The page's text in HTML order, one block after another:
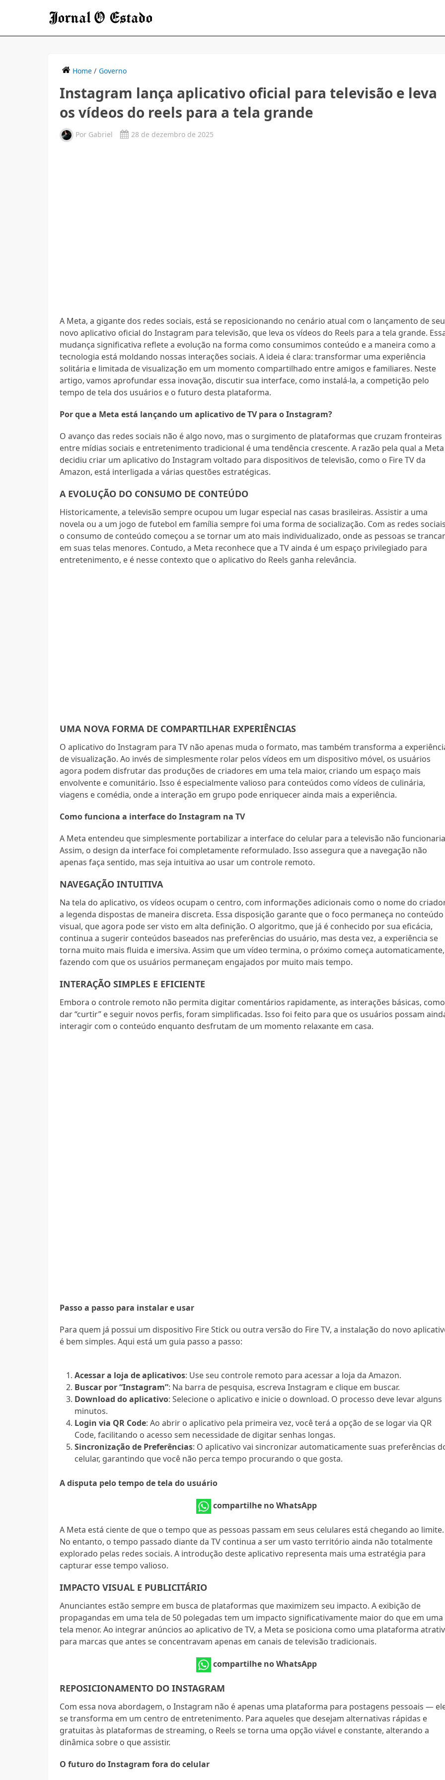
Home / Governo
Instagram lança aplicativo oficial para televisão e leva
os vídeos do reels para a tela grande
Por Gabriel 28 de dezembro de 2025
A Meta, a gigante dos redes sociais, está se reposicionando no cenário atual com o lançamento de seu
novo aplicativo oficial do Instagram para televisão, que leva os vídeos do Reels para a tela grande.
mudança significativa reflete a evolução na forma como consumimos conteúdo e a maneira como a
tecnologia está moldando nossas interações sociais. A ideia é clara: transformar uma experiência
solitária e limitada de visualização em um momento compartilhado entre amigos e familiares. Neste
artigo, vamos aprofundar essa inovação, discutir sua interface, como instalá-la, a competição pelo
tempo de tela dos usuários e o futuro desta plataforma.
Por que a Meta está lançando um aplicativo de TV para o Instagram?
O avanço das redes sociais não é algo novo, mas o surgimento de plataformas que cruzam fronteiras
entre mídias sociais e entretenimento tradicional é uma tendência crescente. A razão pela qual a Meta
decidiu criar um aplicativo do Instagram voltado para dispositivos de televisão, como o Fire TV da
Amazon, está interligada a várias questões estratégicas.
A EVOLUÇÃO DO CONSUMO DE CONTEÚDO
Historicamente, a televisão sempre ocupou um lugar especial nas casas brasileiras. Assistir a uma
novela ou a um jogo de futebol em família sempre foi uma forma de socialização. Com as redes
o consumo de conteúdo começou a se tornar um ato mais individualizado, onde as pessoas se
em suas telas menores. Contudo, a Meta reconhece que a TV ainda é um espaço privilegiado para
entretenimento, e é nesse contexto que o aplicativo do Reels ganha relevância.
UMA NOVA FORMA DE COMPARTILHAR EXPERIÊNCIAS
O aplicativo do Instagram para TV não apenas muda o formato, mas também transforma a
de visualização. Ao invés de simplesmente rolar pelos vídeos em um dispositivo móvel, os usuários
agora podem disfrutar das produções de criadores em uma tela maior, criando um espaço mais
envolvente e comunitário. Isso é especialmente valioso para conteúdos como vídeos de culinária,
viagens e comédia, onde a interação em grupo pode enriquecer ainda mais a experiência.
Como funciona a interface do Instagram na TV
A Meta entendeu que simplesmente portabilizar a interface do celular para a televisão não
Assim, o design da interface foi completamente reformulado. Isso assegura que a navegação não
apenas faça sentido, mas seja intuitiva ao usar um controle remoto.
NAVEGAÇÃO INTUITIVA
Na tela do aplicativo, os vídeos ocupam o centro, com informações adicionais como o nome do
a legenda dispostas de maneira discreta. Essa disposição garante que o foco permaneça no conteúdo
visual, que agora pode ser visto em alta definição. O algoritmo, que já é conhecido por sua eficácia,
continua a sugerir conteúdos baseados nas preferências do usuário, mas desta vez, a experiência se
torna muito mais fluida e imersiva. Assim que um vídeo termina, o próximo começa automaticamente,
fazendo com que os usuários permaneçam engajados por muito mais tempo.
INTERAÇÃO SIMPLES E EFICIENTE
Embora o controle remoto não permita digitar comentários rapidamente, as interações básicas, como
dar “curtir” e seguir novos perfis, foram simplificadas. Isso foi feito para que os usuários possam
interagir com o conteúdo enquanto desfrutam de um momento relaxante em casa.
Passo a passo para instalar e usar
Para quem já possui um dispositivo Fire Stick ou outra versão do Fire TV, a instalação do novo
é bem simples. Aqui está um guia passo a passo:
Acessar a loja de aplicativos: Use seu controle remoto para acessar a loja da Amazon.
Buscar por “Instagram”: Na barra de pesquisa, escreva Instagram e clique em buscar.
Download do aplicativo: Selecione o aplicativo e inicie o download. O processo deve levar alguns
minutos.
Login via QR Code: Ao abrir o aplicativo pela primeira vez, você terá a opção de se logar via QR
Code, facilitando o acesso sem necessidade de digitar senhas longas.
Sincronização de Preferências: O aplicativo vai sincronizar automaticamente suas preferências
celular, garantindo que você não perca tempo procurando o que gosta.
A disputa pelo tempo de tela do usuário
compartilhe no WhatsApp
A Meta está ciente de que o tempo que as pessoas passam em seus celulares está chegando ao limite.
No entanto, o tempo passado diante da TV continua a ser um vasto território ainda não totalmente
explorado pelas redes sociais. A introdução deste aplicativo representa mais uma estratégia para
capturar esse tempo valioso.
IMPACTO VISUAL E PUBLICITÁRIO
Anunciantes estão sempre em busca de plataformas que maximizem seu impacto. A exibição de
propagandas em uma tela de 50 polegadas tem um impacto significativamente maior do que em uma
tela menor. Ao integrar anúncios ao aplicativo de TV, a Meta se posiciona como uma plataforma
para marcas que antes se concentravam apenas em canais de televisão tradicionais.
compartilhe no WhatsApp
REPOSICIONAMENTO DO INSTAGRAM
Com essa nova abordagem, o Instagram não é apenas uma plataforma para postagens pessoais —
se transforma em um centro de entretenimento. Para aqueles que desejam alternativas rápidas e
gratuitas às plataformas de streaming, o Reels se torna uma opção viável e constante, alterando a
dinâmica sobre o que assistir.
O futuro do Instagram fora do celular